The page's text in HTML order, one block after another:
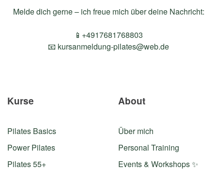
Melde dich gerne – ich freue mich über deine Nachricht:
📱+4917681768803
📧 kursanmeldung-pilates@web.de
Kurse
Pilates Basics
Power Pilates
Pilates 55+
About
Über mich
Personal Training
Events & Workshops ✨